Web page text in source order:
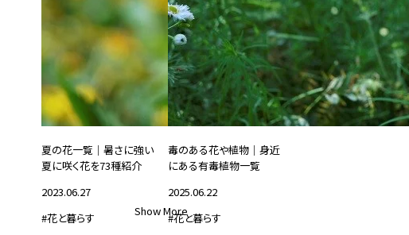
夏の花一覧｜暑さに強い
夏に咲く花を73種紹介
2023.06.27
#花と暮らす
毒のある花や植物｜身近
にある有毒植物一覧
2025.06.22
#花と暮らす
Show More